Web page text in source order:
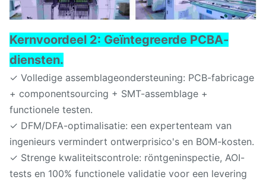
Kernvoordeel 2: Geïntegreerde PCBA-
diensten.
✓ Volledige assemblageondersteuning: PCB-fabricage
+ componentsourcing + SMT-assemblage +
functionele testen.
✓ DFM/DFA-optimalisatie: een expertenteam van
ingenieurs vermindert ontwerprisico's en BOM-kosten.
✓ Strenge kwaliteitscontrole: röntgeninspectie, AOI-
tests en 100% functionele validatie voor een levering